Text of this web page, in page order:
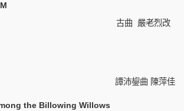
環扣》
古曲
嚴老烈改
聞鶯》 譚沛鋆曲 陳萍佳
the Billowing Willows